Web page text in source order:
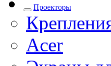
Проекторы
Acer